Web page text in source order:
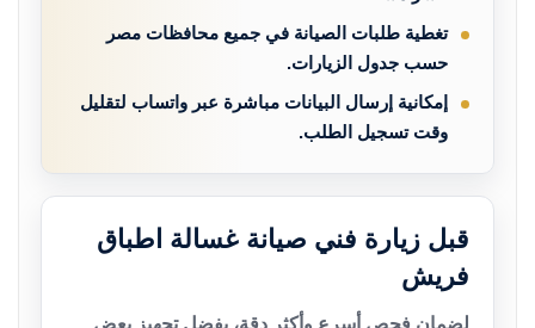
تغطية طلبات الصيانة في جميع محافظات مصر
حسب جدول الزيارات.
إمكانية إرسال البيانات مباشرة عبر واتساب لتقليل
وقت تسجيل الطلب.
قبل زيارة فني صيانة غسالة اطباق
فريش
لضمان فحص أسرع وأكثر دقة، يفضل تجهيز بعض